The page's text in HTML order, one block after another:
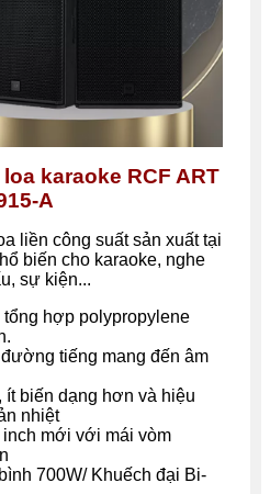
karaoke RCF ART
A
liền công suất sản xuất tại
biến cho karaoke, nghe
sự kiện...
hợp polypropylene
tiếng mang đến âm
ít biến dạng hơn và hiệu
nhiệt
inch mới với mái vòm
700W/ Khuếch đại Bi-